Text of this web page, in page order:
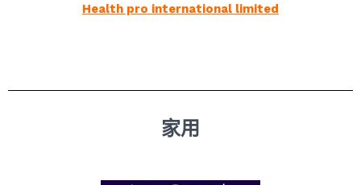
Health pro international limited
家用